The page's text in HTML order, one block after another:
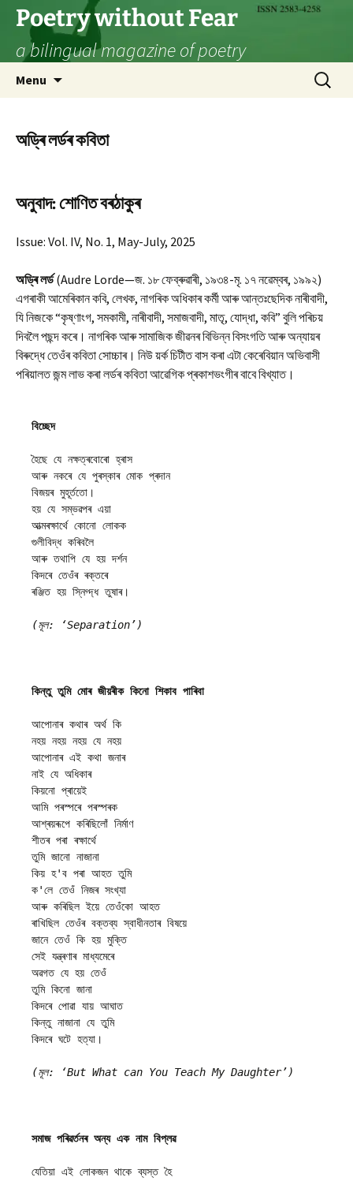
Skip
content
Poetry without Fear
a bilingual magazine of poetry
Menu
Search
for:
অড্ৰি লৰ্ডৰ কবিতা
অনুবাদ: শোণিত বৰঠাকুৰ
Issue: Vol. IV, No. 1, May-July, 2025
অড্ৰি লৰ্ড(Audre Lorde—জ. ১৮ ফেব্ৰুৱাৰী, ১৯৩৪-মৃ. ১৭ নৱেম্বৰ, ১৯৯২)
এগৰাকী আমেৰিকান কবি, লেখক, নাগৰিক অধিকাৰ কৰ্মী আৰু আন্তঃছেদিক নাৰীবাদী,
যি নিজকে “কৃষ্ণাংগ, সমকামী, নাৰীবাদী, সমাজবাদী, মাতৃ, যোদ্ধা, কবি” বুলি পৰিচয়
দিবলৈ পছন্দ কৰে। নাগৰিক আৰু সামাজিক জীৱনৰ বিভিন্ন বিসংগতি আৰু অন্যায়ৰ
বিৰুদ্ধে তেওঁৰ কবিতা সোচ্চাৰ। নিউ য়ৰ্ক চিটীত বাস কৰা এটা কেৰেবিয়ান অভিবাসী
পৰিয়ালত জন্ম লাভ কৰা লৰ্ডৰ কবিতা আৱেগিক প্ৰকাশভংগীৰ বাবে বিখ্যাত।
বিচ্ছেদ
হৈছে যে নক্ষত্ৰবোৰো হ্ৰাস
আৰু নকৰে যে পুৰস্কাৰ মোক প্ৰদান
বিজয়ৰ মুহূৰ্ততো।
হয় যে সম্ভৱপৰ এয়া
আত্মৰক্ষাৰ্থে কোনো লোকক
গুলীবিদ্ধ কৰিবলৈ
আৰু তথাপি যে হয় দৰ্শন
কিদৰে তেওঁৰ ৰক্তৰে
ৰঞ্জিত হয় স্নিগ্দ্ধ তুষাৰ।
(মূল: ‘Separation’)
কিন্তু তুমি মোৰ জীয়ৰীক কিনো শিকাব পাৰিবা
আপোনাৰ কথাৰ অৰ্থ কি
নহয় নহয় নহয় যে নহয়
আপোনাৰ এই কথা জনাৰ
নাই যে অধিকাৰ
কিয়নো প্ৰায়েই
আমি পৰস্পৰে পৰস্পৰক
আশ্ৰয়ৰূপে কৰিছিলোঁ নিৰ্মাণ
শীতৰ পৰা ৰক্ষাৰ্থে
তুমি জানো নাজানা
কিয় হ'ব পৰা আহত তুমি
ক'লে তেওঁ নিজৰ সংখ্যা
আৰু কৰিছিল ইয়ে তেওঁকো আহত
ৰাখিছিল তেওঁৰ বক্তব্য স্বাধীনতাৰ বিষয়ে
জানে তেওঁ কি হয় মুক্তি
সেই যন্ত্ৰণাৰ মাধ্যমেৰে
অৱগত যে হয় তেওঁ
তুমি কিনো জানা
কিদৰে পোৱা যায় আঘাত
কিন্তু নাজানা যে তুমি
কিদৰে ঘটে হত্যা।
(মূল: ‘But What can You Teach My Daughter’)
সমাজ পৰিৱৰ্তনৰ অন্য এক নাম বিপ্লৱ
যেতিয়া এই লোকজন থাকে ব্যস্ত হৈ